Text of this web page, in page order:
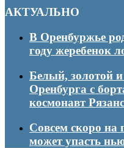
АКТУАЛЬНО
В Оренбуржье
году жеребенок
Белый, золотой
Оренбурга с
космонавт
Совсем скоро на
может упасть